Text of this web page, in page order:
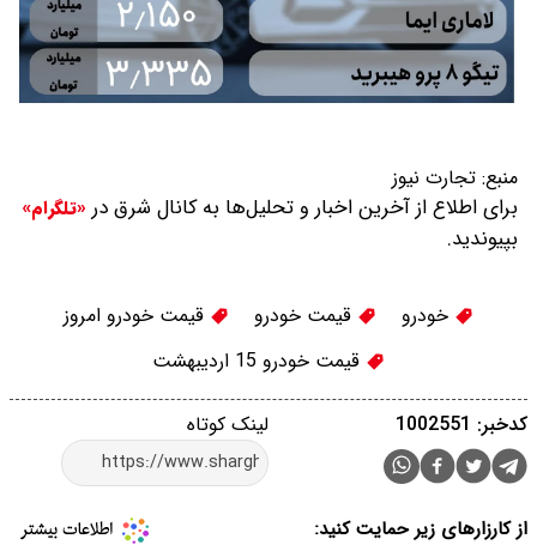
منبع: تجارت نیوز
برای اطلاع از آخرین اخبار و تحلیل‌ها به کانال شرق در «تلگرام»
بپیوندید.
خودرو قیمت خودرو
قیمت خودرو امروز
قیمت خودرو 15 اردیبهشت
لینک کوتاه کدخبر: 1002551
از کارزارهای زیر حمایت کنید: